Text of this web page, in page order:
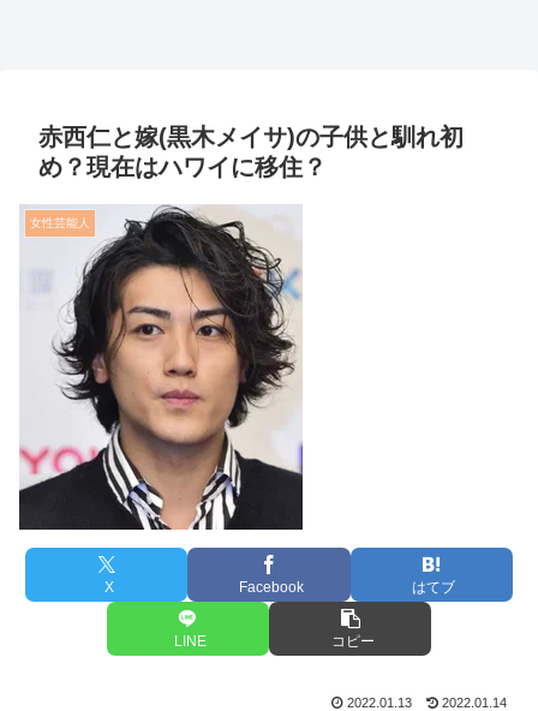
赤西仁と嫁(黒木メイサ)の子供と馴れ初
め？現在はハワイに移住？
女性芸能人
X Facebook はてブ
LINE コピー
2022.01.13 2022.01.14